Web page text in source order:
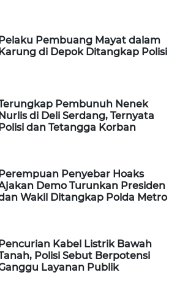
Pembuang Mayat dalam
di Depok Ditangkap Polisi
Pembunuh Nenek
Nurlis di Deli Serdang, Ternyata
Polisi dan Tetangga Korban
Perempuan Penyebar Hoaks
Demo Turunkan Presiden
Wakil Ditangkap Polda Metro
Pencurian Kabel Listrik Bawah
Polisi Sebut Berpotensi
Layanan Publik